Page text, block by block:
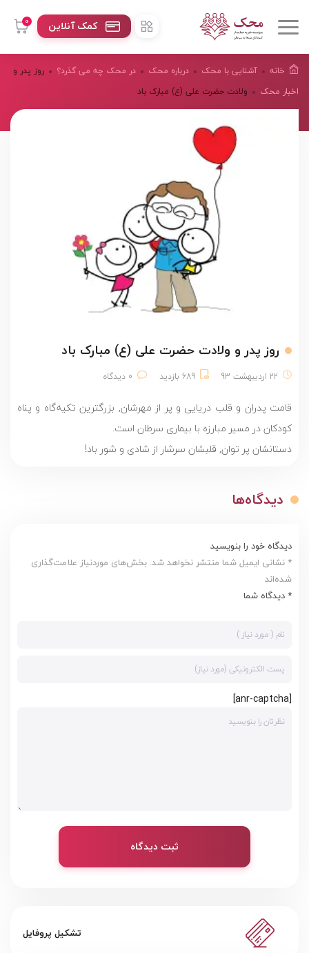
0 کمک آنلاین
خانه آشنایی با محک درباره محک
در محک چه می گذرد؟
اخبار محک
روز پدر و
ولادت حضرت علی (ع) مبارک باد
روز پدر و ولادت حضرت علی (ع) مبارک باد
22 اردیبهشت 93 689 بازدید 0 دیدگاه
قامت پدران و قلب دریایی و پر از مهرشان, بزرگترین تکیه‌گاه و پناه
کودکان در مسیر مبارزه با بیماری سرطان است.
دستانشان پر توان, قلبشان سرشار از شادی و شور باد!
دیدگاه‌ها
دیدگاه خود را بنویسید
* نشانی ایمیل شما منتشر نخواهد شد. بخش‌های موردنیاز علامت‌گذاری
شده‌اند
* دیدگاه شما
[anr-captcha]
ثبت دیدگاه
تشکیل پروفایل